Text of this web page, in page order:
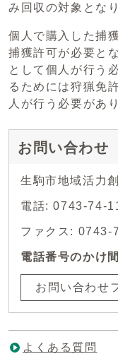
み回収の対象とな
個人で購入した捕
捕獲許可が必要と
として個人が行う
るためには狩猟免
人が行う必要があ
お問い合わせ
生駒市地域活力
電話: 0743-74-
ファクス: 0743-
電話番号のかけ
お問い合わせ
よくある質問